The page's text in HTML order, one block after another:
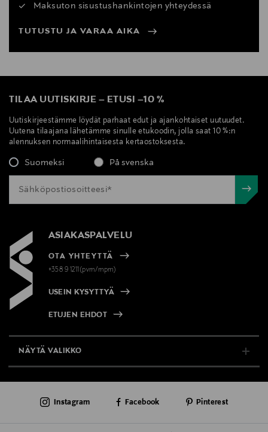
Maksuton sisustushankintojen yhteydessä
TUTUSTU JA VARAA AIKA
TILAA UUTISKIRJE – ETUSI –10 %
Uutiskirjeestämme löydät parhaat edut ja ajankohtaiset uutuudet.
Uutena tilaajana lähetämme sinulle etukoodin, jolla saat 10 %:n
alennuksen normaalihintaisesta kertaostoksesta.
Suomeksi På svenska
ASIAKASPALVELU
OTA YHTEYTTÄ
+358 9 1211(pvm/mpm)
USEIN KYSYTTYÄ
ETUJEN EHDOT
NÄYTÄ VALIKKO
AJANKOHTAISTA
Instagram Facebook Pinterest